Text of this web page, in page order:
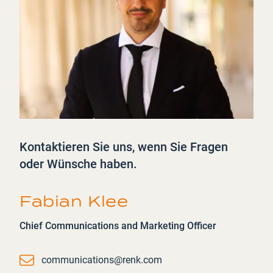
Kontaktieren Sie uns, wenn Sie Fragen
oder Wünsche haben.
Fabian Klee
Chief Communications and Marketing Officer
Emailcommunications@renk.com